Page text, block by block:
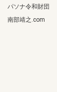
パソナ令和財団
南部靖之.com